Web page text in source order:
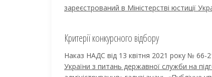
зареєстрований в Міністерстві юстиції
Критерії конкурсного відбору
Наказ НАДС від 13 квітня 2021 року № 66-
України з питань державної служби на